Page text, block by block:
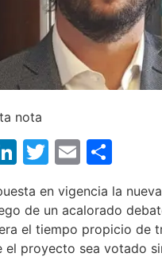
nota
LinkedIn
Twitter
Email
en vigencia la
de un acalorado
el tiempo propicio de
el proyecto sea votado